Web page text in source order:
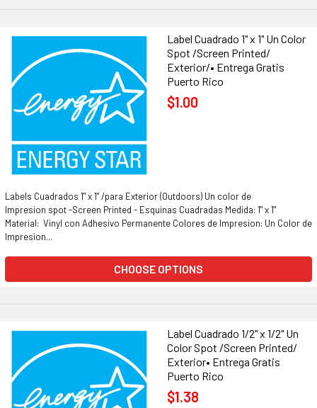
Label Cuadrado 1" x 1" Un Color
Spot /Screen Printed/
Exterior/• Entrega Gratis
Puerto Rico
$1.00
Labels Cuadrados 1" x 1" /para Exterior (Outdoors) Un color de
Impresion spot -Screen Printed - Esquinas Cuadradas Medida: 1" x 1"
Material: Vinyl con Adhesivo Permanente Colores de Impresion: Un Color de
Impresion...
CHOOSE OPTIONS
Label Cuadrado 1/2" x 1/2" Un
Color Spot /Screen Printed/
Exterior• Entrega Gratis
Puerto Rico
$1.38